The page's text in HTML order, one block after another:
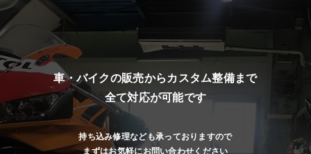
車・バイクの販売からカスタム整備まで
全て対応が可能です
持ち込み修理なども承っておりますので
まずはお気軽にお問い合わせください